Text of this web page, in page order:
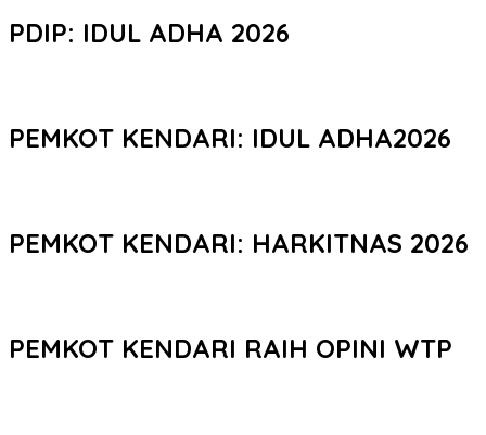
PDIP: IDUL ADHA 2026
PEMKOT KENDARI: IDUL ADHA2026
PEMKOT KENDARI: HARKITNAS 2026
PEMKOT KENDARI RAIH OPINI WTP